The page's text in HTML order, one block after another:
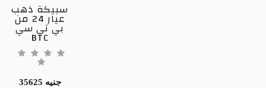
سبيكة ذهب
عيار 24 من
بي تي سي
BTC
35625 جنيه